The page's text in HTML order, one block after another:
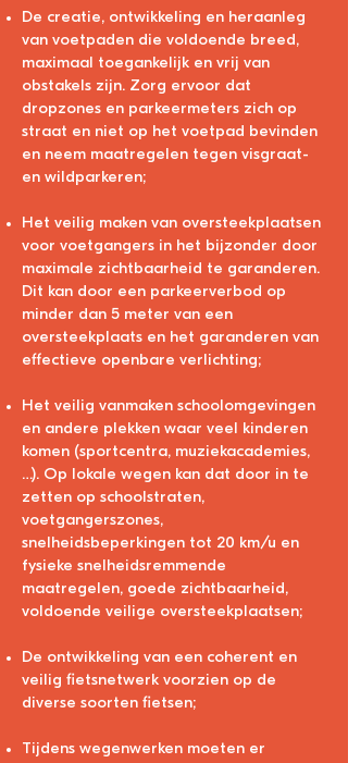
De creatie, ontwikkeling en heraanleg
van voetpaden die voldoende breed,
maximaal toegankelijk en vrij van
obstakels zijn. Zorg ervoor dat
dropzones en parkeermeters zich op
straat en niet op het voetpad bevinden
en neem maatregelen tegen visgraat-
en wildparkeren;
Het veilig maken van oversteekplaatsen
voor voetgangers in het bijzonder door
maximale zichtbaarheid te garanderen.
Dit kan door een parkeerverbod op
minder dan 5 meter van een
oversteekplaats en het garanderen van
effectieve openbare verlichting;
Het veilig vanmaken schoolomgevingen
en andere plekken waar veel kinderen
komen (sportcentra, muziekacademies,
…). Op lokale wegen kan dat door in te
zetten op schoolstraten,
voetgangerszones,
snelheidsbeperkingen tot 20 km/u en
fysieke snelheidsremmende
maatregelen, goede zichtbaarheid,
voldoende veilige oversteekplaatsen;
De ontwikkeling van een coherent en
veilig fietsnetwerk voorzien op de
diverse soorten fietsen;
Tijdens wegenwerken moeten er